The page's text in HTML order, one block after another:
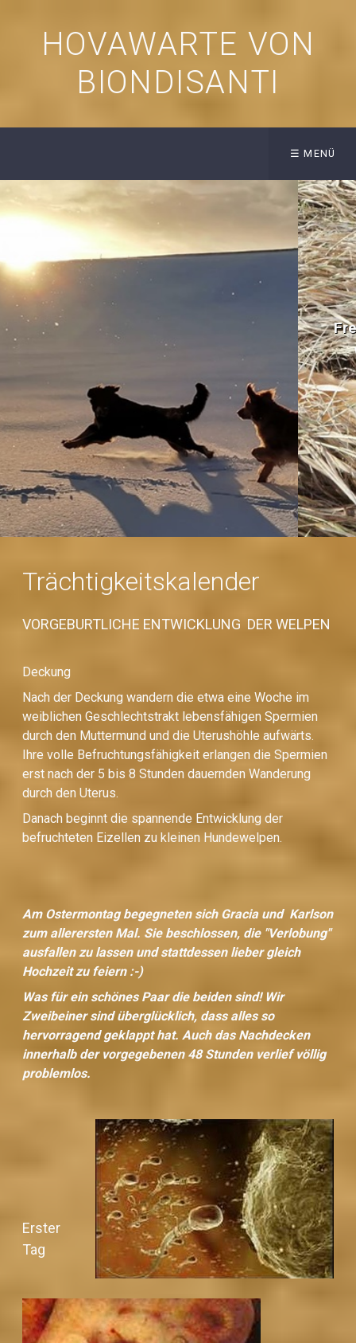
HOVAWARTE VON
BIONDISANTI
☰ MENÜ
"Wenn wir behaupten, der beste
Freund unseres Hundes zu sein, müssen
wir die Art von Freund sein, den wir
Suzanne Clothier
Trächtigkeitskalender
VORGEBURTLICHE ENTWICKLUNG DER WELPEN
Deckung
Nach der Deckung wandern die etwa eine Woche im
weiblichen Geschlechtstrakt lebensfähigen Spermien
durch den Muttermund und die Uterushöhle aufwärts.
Ihre volle Befruchtungsfähigkeit erlangen die Spermien
erst nach der 5 bis 8 Stunden dauernden Wanderung
durch den Uterus.
Danach beginnt die spannende Entwicklung der
befruchteten Eizellen zu kleinen Hundewelpen.
Am Ostermontag begegneten sich Gracia und Karlson
zum allerersten Mal. Sie beschlossen, die "Verlobung"
ausfallen zu lassen und stattdessen lieber gleich
Hochzeit zu feiern :-)
Was für ein schönes Paar die beiden sind! Wir
Zweibeiner sind überglücklich, dass alles so
hervorragend geklappt hat. Auch das Nachdecken
innerhalb der vorgegebenen 48 Stunden verlief völlig
problemlos.
Erster
Tag